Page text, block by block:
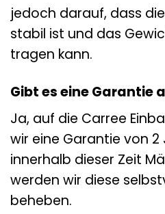
jedoch darauf, dass
stabil ist und das
tragen kann.
Gibt es eine Garantie
Ja, auf die Carree
wir eine Garantie von 2
innerhalb dieser Zeit
werden wir diese
beheben.